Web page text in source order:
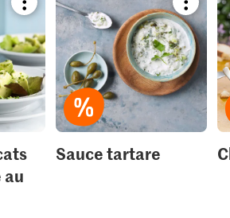
Bookmark
recipe
or
add
it
to
your
collections.
recipe
or
add
it
to
your
Sauce tartare